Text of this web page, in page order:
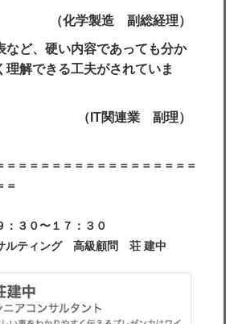
（化学製造 副総経理）
など、硬い内容であっても分か
理解できる工夫がされていま
（IT関連業 副理）
＝＝＝＝＝＝＝＝＝＝＝＝＝＝＝＝＝
＝
：３０〜１７：３０
ルティング 高級顧問 荘 建中